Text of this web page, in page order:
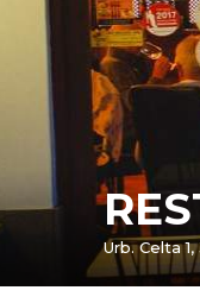
Urb. Celta